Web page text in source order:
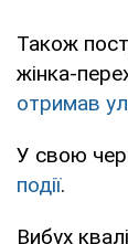
Також
жінка-
отримав
У свою
події.
Вибух